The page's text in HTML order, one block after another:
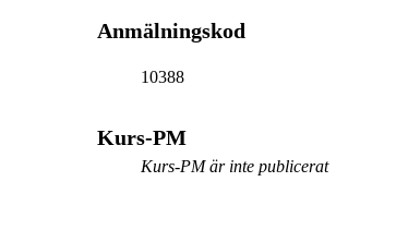
Anmälningskod
10388
Kurs-PM
Kurs-PM är inte publicerat